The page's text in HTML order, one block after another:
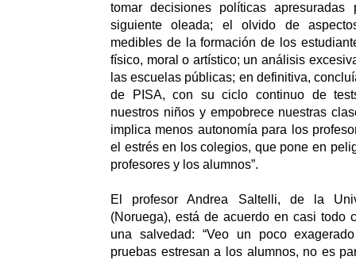
tomar decisiones políticas
siguiente oleada; el olvido de
medibles de la formación de los
físico, moral o artístico; un análisis
las escuelas públicas; en definitiva,
de PISA, con su ciclo continuo de
nuestros niños y empobrece nuestras
implica menos autonomía para los
el estrés en los colegios, que pone en
profesores y los alumnos”.
El profesor Andrea Saltelli, de la
(Noruega), está de acuerdo en casi todo
una salvedad: “Veo un poco
pruebas estresan a los alumnos, no es